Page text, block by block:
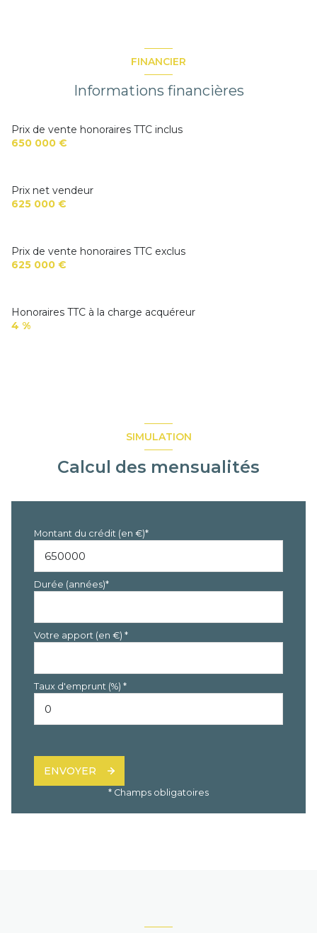
FINANCIER
Informations financières
Prix de vente honoraires TTC inclus
650 000 €
Prix net vendeur
625 000 €
Prix de vente honoraires TTC exclus
625 000 €
Honoraires TTC à la charge acquéreur
4 %
SIMULATION
Calcul des mensualités
Montant du crédit (en €)*
Durée (années)*
Votre apport (en €) *
Taux d'emprunt (%) *
ENVOYER
* Champs obligatoires